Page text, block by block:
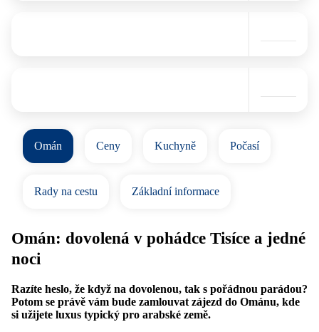
Omán Ceny Kuchyně Počasí
Rady na cestu Základní informace
Omán: dovolená v pohádce Tisíce a jedné
noci
Razíte heslo, že když na dovolenou, tak s pořádnou parádou?
Potom se právě vám bude zamlouvat zájezd do Ománu, kde
si užijete luxus typický pro arabské země.